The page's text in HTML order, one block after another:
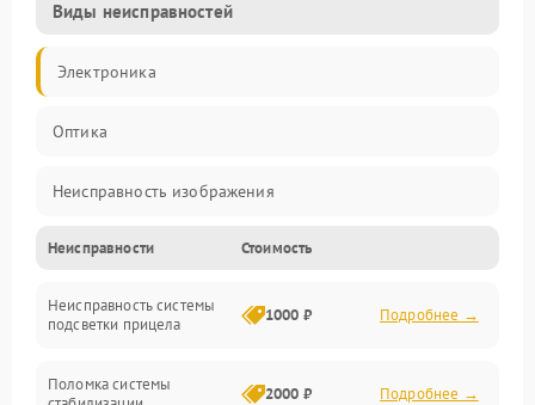
Виды неисправностей
Электроника
Оптика
Неисправность изображения
Механические повреждения
Неисправность фокусировки и оптики
Неисправности Стоимость
Неисправность системы
подсветки прицела
1000 ₽ Подробнее →
Поломка системы
2000 ₽ Подробнее →